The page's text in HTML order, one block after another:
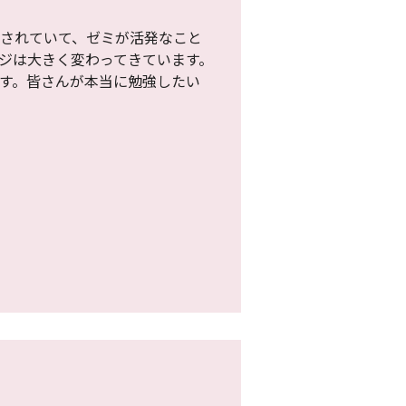
れていて、ゼミが活発なこと
大きく変わってきています。
。皆さんが本当に勉強したい